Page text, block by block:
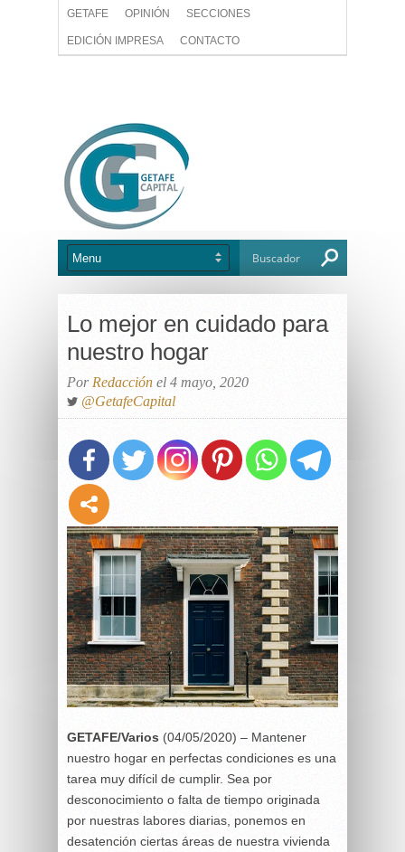
GETAFE OPINIÓN SECCIONES
EDICIÓN IMPRESA CONTACTO
Lo mejor en cuidado para
nuestro hogar
Por Redacción el 4 mayo, 2020
@GetafeCapital
GETAFE/Varios (04/05/2020) – Mantener
nuestro hogar en perfectas condiciones es una
tarea muy difícil de cumplir. Sea por
desconocimiento o falta de tiempo originada
por nuestras labores diarias, ponemos en
desatención ciertas áreas de nuestra vivienda